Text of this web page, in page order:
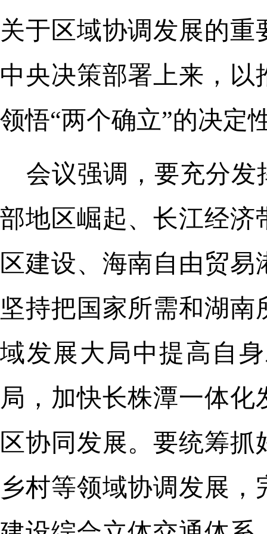
关于区域协调发展的
中央决策部署上来，
领悟“两个确立”的决定
会议强调，要充分发
部地区崛起、长江经济
区建设、海南自由贸
坚持把国家所需和湖
域发展大局中提高自
局，加快长株潭一体
区协同发展。要统筹
乡村等领域协调发展